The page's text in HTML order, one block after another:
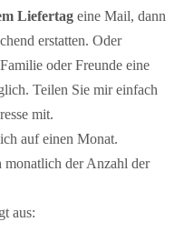
Liefertag eine Mail, dann
erstatten. Oder
oder Freunde eine
Teilen Sie mir einfach
mit.
auf einen Monat.
monatlich der Anzahl der
aus: